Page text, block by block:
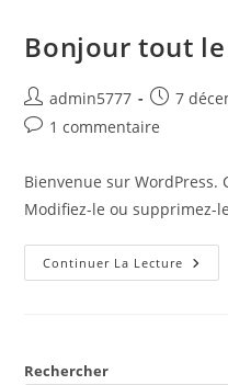
Bonjour tout
admin5777 7
1 commentaire
Bienvenue sur
Modifiez-le ou supprimez-
Continuer La Lecture
Rechercher